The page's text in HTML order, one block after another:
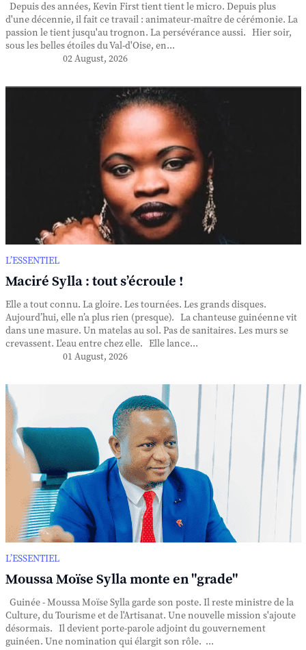
Depuis des années, Kevin First tient tient le micro. Depuis plus
d'une décennie, il fait ce travail : animateur-maître de cérémonie. La
passion le tient jusqu'au trognon. La persévérance aussi. Hier soir,
sous les belles étoiles du Val-d'Oise, en...
02 August, 2026
L’ESSENTIEL
Maciré Sylla : tout s’écroule !
Elle a tout connu. La gloire. Les tournées. Les grands disques.
Aujourd’hui, elle n’a plus rien (presque). La chanteuse guinéenne vit
dans une masure. Un matelas au sol. Pas de sanitaires. Les murs se
crevassent. L'eau entre chez elle. Elle lance...
01 August, 2026
L’ESSENTIEL
Moussa Moïse Sylla monte en "grade"
Guinée - Moussa Moïse Sylla garde son poste. Il reste ministre de la
Culture, du Tourisme et de l'Artisanat. Une nouvelle mission s'ajoute
désormais. Il devient porte-parole adjoint du gouvernement
guinéen. Une nomination qui élargit son rôle. ...